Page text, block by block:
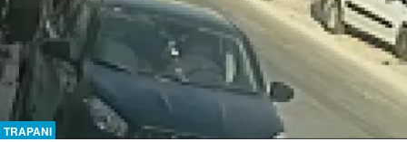
TRAPANI